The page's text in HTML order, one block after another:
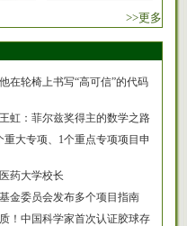
>>更多
在轮椅上书写“高可信”的代码
虹：菲尔兹奖得主的数学之路
重大专项、1个重点专项项目申
药大学校长
金委员会发布多个项目指南
！中国科学家首次认证胶球存